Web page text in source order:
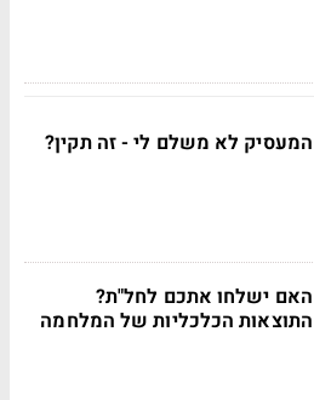
המעסיק לא משלם לי - זה תקין?
האם ישלחו אתכם לחל"ת?
התוצאות הכלכליות של המלחמה